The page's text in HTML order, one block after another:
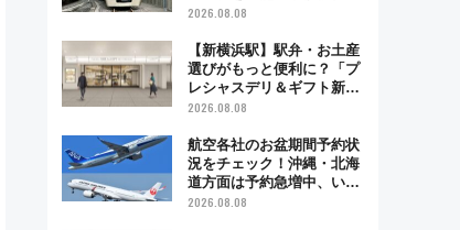
トラン列車「52席の至福」
の特別コラボ
2026.08.08
【新横浜駅】駅弁・お土産
選びがもっと便利に？「プ
レシャスデリ＆ギフト新横
浜」がオープン 場所や営
2026.08.08
航空各社のお盆期間予約状
況をチェック！沖縄・北海
道方面は予約急増中、いま
から狙うべき日は？
2026.08.08